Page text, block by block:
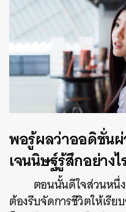
พอรู้ผลว่าออดิชั่น
เจนนิษฐ์รู้สึกอย่าง
ตอนนั้นดีใจส่วนหนึ่
ต้องรีบจัดการชีวิตให้เรีย